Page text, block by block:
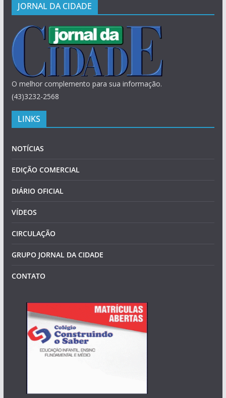
JORNAL DA CIDADE
O melhor complemento para sua informação.
(43)3232-2568
LINKS
NOTÍCIAS
EDIÇÃO COMERCIAL
DIÁRIO OFICIAL
VÍDEOS
CIRCULAÇÃO
GRUPO JORNAL DA CIDADE
CONTATO